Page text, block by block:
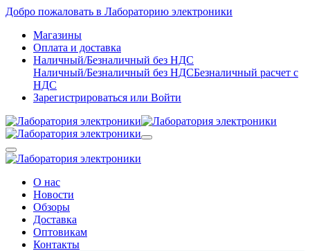
Добро пожаловать в Лабораторию электроники
Магазины
Оплата и доставка
Наличный/Безналичный без НДС
Наличный/Безналичный без НДСБезналичный расчет с
НДС
Зарегистрироваться или Войти
О нас
Новости
Обзоры
Доставка
Оптовикам
Контакты